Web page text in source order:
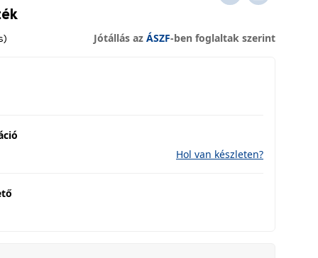
Jótállás az ÁSZF-ben foglaltak szerint
Hol van készleten?